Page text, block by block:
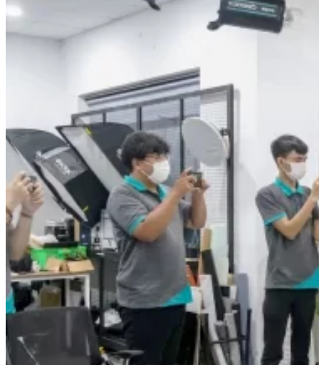
Đào Tạo Nghề
Hoạt Động
Văn Hóa Ẩm Thực Việt Nam
Siêu Thị ĐVP Market
Chưa có sản phẩm trong giỏ hàng.
Giỏ hàng
Chưa có sản phẩm trong giỏ hàng.